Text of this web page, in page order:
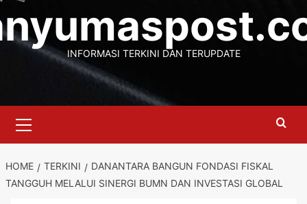
INFORMASI TERKINI DAN TERUPDATE
Menu
HOME TERKINI
DANANTARA BANGUN FONDASI FISKAL
TANGGUH MELALUI SINERGI BUMN DAN INVESTASI GLOBAL